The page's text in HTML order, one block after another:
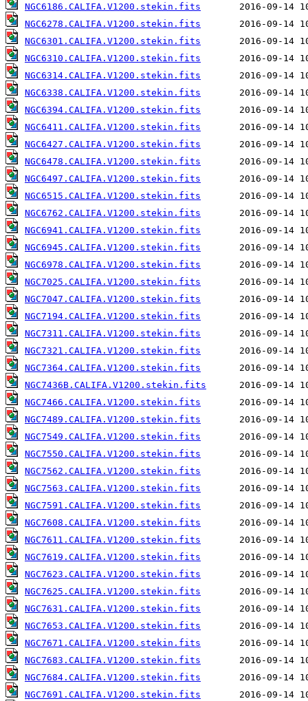
NGC6186.CALIFA.V1200.stekin.fits
NGC6278.CALIFA.V1200.stekin.fits
NGC6301.CALIFA.V1200.stekin.fits
NGC6310.CALIFA.V1200.stekin.fits
NGC6314.CALIFA.V1200.stekin.fits
NGC6338.CALIFA.V1200.stekin.fits
NGC6394.CALIFA.V1200.stekin.fits
NGC6411.CALIFA.V1200.stekin.fits
NGC6427.CALIFA.V1200.stekin.fits
NGC6478.CALIFA.V1200.stekin.fits
NGC6497.CALIFA.V1200.stekin.fits
NGC6515.CALIFA.V1200.stekin.fits
NGC6762.CALIFA.V1200.stekin.fits
NGC6941.CALIFA.V1200.stekin.fits
NGC6945.CALIFA.V1200.stekin.fits
NGC6978.CALIFA.V1200.stekin.fits
NGC7025.CALIFA.V1200.stekin.fits
NGC7047.CALIFA.V1200.stekin.fits
NGC7194.CALIFA.V1200.stekin.fits
NGC7311.CALIFA.V1200.stekin.fits
NGC7321.CALIFA.V1200.stekin.fits
NGC7364.CALIFA.V1200.stekin.fits
NGC7436B.CALIFA.V1200.stekin.fits
NGC7466.CALIFA.V1200.stekin.fits
NGC7489.CALIFA.V1200.stekin.fits
NGC7549.CALIFA.V1200.stekin.fits
NGC7550.CALIFA.V1200.stekin.fits
NGC7562.CALIFA.V1200.stekin.fits
NGC7563.CALIFA.V1200.stekin.fits
NGC7591.CALIFA.V1200.stekin.fits
NGC7608.CALIFA.V1200.stekin.fits
NGC7611.CALIFA.V1200.stekin.fits
NGC7619.CALIFA.V1200.stekin.fits
NGC7623.CALIFA.V1200.stekin.fits
NGC7625.CALIFA.V1200.stekin.fits
NGC7631.CALIFA.V1200.stekin.fits
NGC7653.CALIFA.V1200.stekin.fits
NGC7671.CALIFA.V1200.stekin.fits
NGC7683.CALIFA.V1200.stekin.fits
NGC7684.CALIFA.V1200.stekin.fits
NGC7691.CALIFA.V1200.stekin.fits